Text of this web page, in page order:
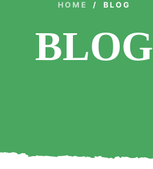
HOME / BLOG
BLOG